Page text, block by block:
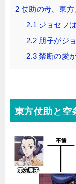
2 仗助の母、東
2.1 ジョセフ
2.2 朋子がジ
2.3 禁断の愛
東方仗助と空